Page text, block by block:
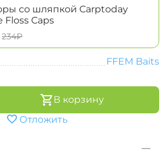
со шляпкой Carptoday
Floss Caps
‍234‍₽
FFEM Baits
В корзину
Отложить